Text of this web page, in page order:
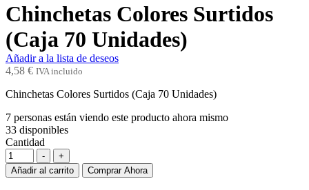
Chinchetas Colores Surtidos
(Caja 70 Unidades)
Añadir a la lista de deseos
4,58 € IVA incluido
Chinchetas Colores Surtidos (Caja 70 Unidades)
7 personas están viendo este producto ahora mismo
33 disponibles
Cantidad
-
+
Añadir al carrito
Comprar Ahora